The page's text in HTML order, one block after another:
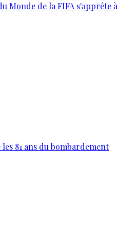
Monde de la FIFA s'apprête à
81 ans du bombardement